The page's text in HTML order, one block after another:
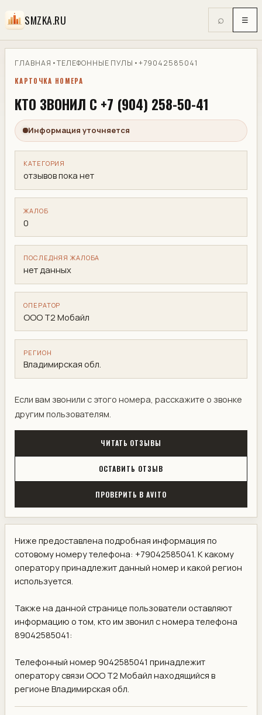
SMZKA.RU ⌕ ☰
ГЛАВНАЯ •ТЕЛЕФОННЫЕ ПУЛЫ •+79042585041
КАРТОЧКА НОМЕРА
КТО ЗВОНИЛ С +7 (904) 258-50-41
Информация уточняется
КАТЕГОРИЯ
отзывов пока нет
ЖАЛОБ
0
ПОСЛЕДНЯЯ ЖАЛОБА
нет данных
ОПЕРАТОР
ООО Т2 Мобайл
РЕГИОН
Владимирская обл.
Если вам звонили с этого номера, расскажите о звонке
другим пользователям.
ЧИТАТЬ ОТЗЫВЫ
ОСТАВИТЬ ОТЗЫВ
ПРОВЕРИТЬ В AVITO
Ниже предоставлена подробная информация по
сотовому номеру телефона: +79042585041. К какому
оператору принадлежит данный номер и какой регион
используется.
Также на данной странице пользователи оставляют
информацию о том, кто им звонил с номера телефона
89042585041:
Телефонный номер 9042585041 принадлежит
оператору связи ООО Т2 Мобайл находящийся в
регионе Владимирская обл.